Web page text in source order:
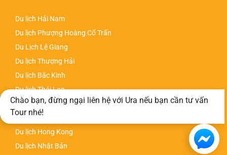
Du lịch Hải Nam
Du lịch Phượng Hoàng Cổ Trấn
Du Lịch Lệ Giang
Du lịch Thượng Hải
Du lịch Bắc Kinh
Du lịch Thái Lan
Du lịch Đài Loan
Du lịch Hàn Quốc
Du lịch Hong Kong
Du lịch Nhật Bản
Chào bạn, đừng ngại liên hệ với Ura nếu bạn cần tư vấn
Tour nhé!